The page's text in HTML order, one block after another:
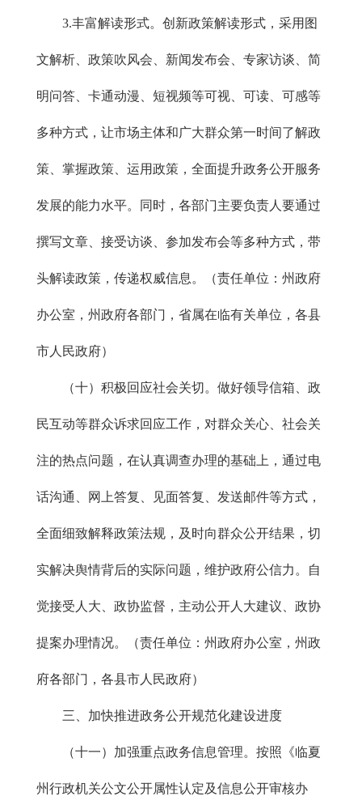
3.丰富解读形式。创新政策解读形式，采用图
文解析、政策吹风会、新闻发布会、专家访谈、简
明问答、卡通动漫、短视频等可视、可读、可感等
多种方式，让市场主体和广大群众第一时间了解政
策、掌握政策、运用政策，全面提升政务公开服务
发展的能力水平。同时，各部门主要负责人要通过
撰写文章、接受访谈、参加发布会等多种方式，带
头解读政策，传递权威信息。（责任单位：州政府
办公室，州政府各部门，省属在临有关单位，各县
市人民政府）
（十）积极回应社会关切。做好领导信箱、政
民互动等群众诉求回应工作，对群众关心、社会关
注的热点问题，在认真调查办理的基础上，通过电
话沟通、网上答复、见面答复、发送邮件等方式，
全面细致解释政策法规，及时向群众公开结果，切
实解决舆情背后的实际问题，维护政府公信力。自
觉接受人大、政协监督，主动公开人大建议、政协
提案办理情况。（责任单位：州政府办公室，州政
府各部门，各县市人民政府）
三、加快推进政务公开规范化建设进度
（十一）加强重点政务信息管理。按照《临夏
州行政机关公文公开属性认定及信息公开审核办